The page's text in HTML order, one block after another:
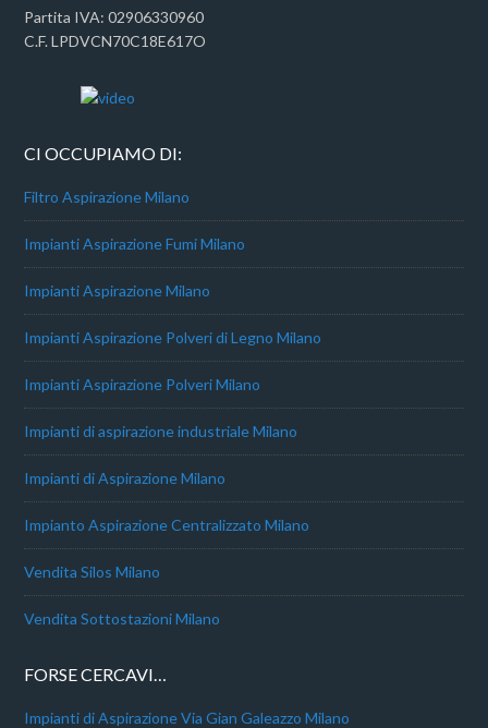
Partita IVA: 02906330960
C.F. LPDVCN70C18E617O
CI OCCUPIAMO DI:
Filtro Aspirazione Milano
Impianti Aspirazione Fumi Milano
Impianti Aspirazione Milano
Impianti Aspirazione Polveri di Legno Milano
Impianti Aspirazione Polveri Milano
Impianti di aspirazione industriale Milano
Impianti di Aspirazione Milano
Impianto Aspirazione Centralizzato Milano
Vendita Silos Milano
Vendita Sottostazioni Milano
FORSE CERCAVI…
Impianti di Aspirazione Via Gian Galeazzo Milano